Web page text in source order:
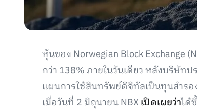
หุ้นของ Norwegian Block
กว่า 138% ภายในวันเดียว หลังบริษัท
แผนการใช้สินทรัพย์ดิจิทัลเป็นทุนสำรอ
เมื่อวันที่ 2 มิถุนายน NBXเปิดเผยว่าได้